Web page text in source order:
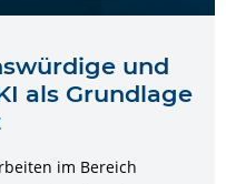
und
als Grundlage
im Bereich